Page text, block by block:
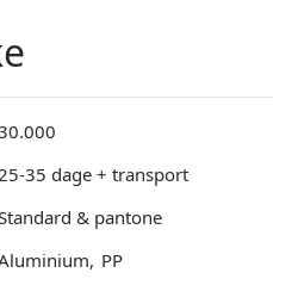
35 dage + transport
& pantone
PP